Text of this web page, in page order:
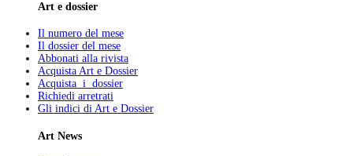
Art e dossier
Il numero del mese
Il dossier del mese
Abbonati alla rivista
Acquista Art e Dossier
Acquista i dossier
Richiedi arretrati
Gli indici di Art e Dossier
Art News